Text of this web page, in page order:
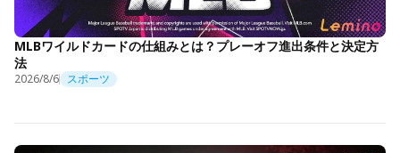
MLBワイルドカードの仕組みとは？プレーオフ進出条件と決定方
法
2026/8/6 スポーツ